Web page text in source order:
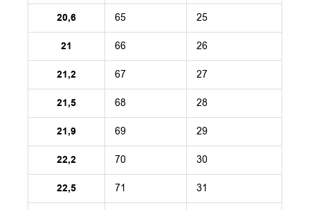
20,6 65 25
21 66 26
21,2 67 27
21,5 68 28
21,9 69 29
22,2 70 30
22,5 71 31